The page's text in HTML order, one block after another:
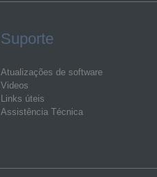
Suporte
Atualizações de software
Videos
Links úteis
Assistência Técnica